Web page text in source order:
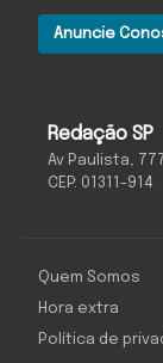
Redação SP
Av Paulista,
CEP: 01311-914
Anuncie
Quem Somos
Hora extra
Política de